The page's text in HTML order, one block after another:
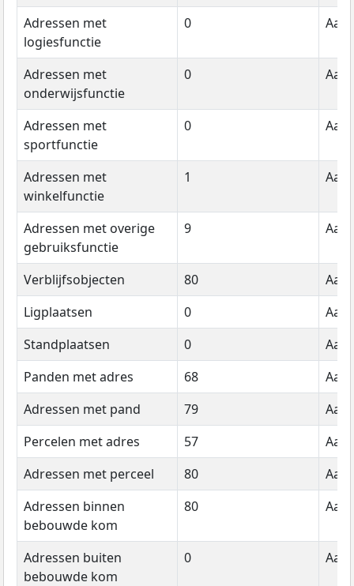
Adressen met
logiesfunctie
0
Adressen met
onderwijsfunctie
0
Adressen met
sportfunctie
0
Adressen met
winkelfunctie
1
Adressen met overige
gebruiksfunctie
9
Verblijfsobjecten 80
Ligplaatsen
0
Standplaatsen
0
Panden met adres
68
Adressen met pand
79
Percelen met adres
57
Adressen met perceel
80
Adressen binnen
bebouwde kom
80
Adressen buiten
bebouwde kom
0